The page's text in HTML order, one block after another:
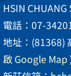
HSIN CHUANG
電話：07-
地址：(81368)
啟 Google Map